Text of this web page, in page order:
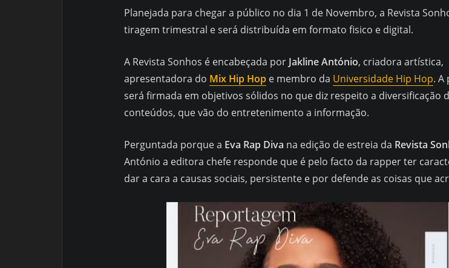
Planejada para chegar a público no dia 1 de Novembro, a Revista
tiragem trimestral e será distribuída em formato fisico e digital.
A Revista Sonhos é encabeçada por Jakline António, criadora artística,
apresentadora do Mix Hip Hop e membro da Universidade Hip Hop. A
será firmada em objetivos sólidos no que diz respeito a diversificação
conteúdos, que vão do entretenimento a informação.
Perguntada porque a Eva Rap Diva na edição de estreia da Revista
António a editora chefe responde que é pelo facto da rapper ter
dar a cara a causas sociais, persistente e por defende as coisas que